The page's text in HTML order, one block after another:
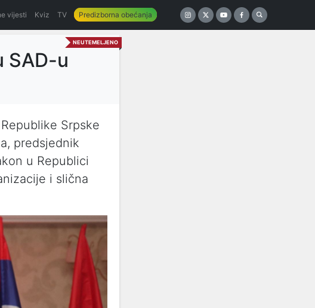
vijesti Kviz TV Predizborna obećanja
NEUTEMELJENO
SAD-u
Srpske
predsjednik
u Republici
i slična